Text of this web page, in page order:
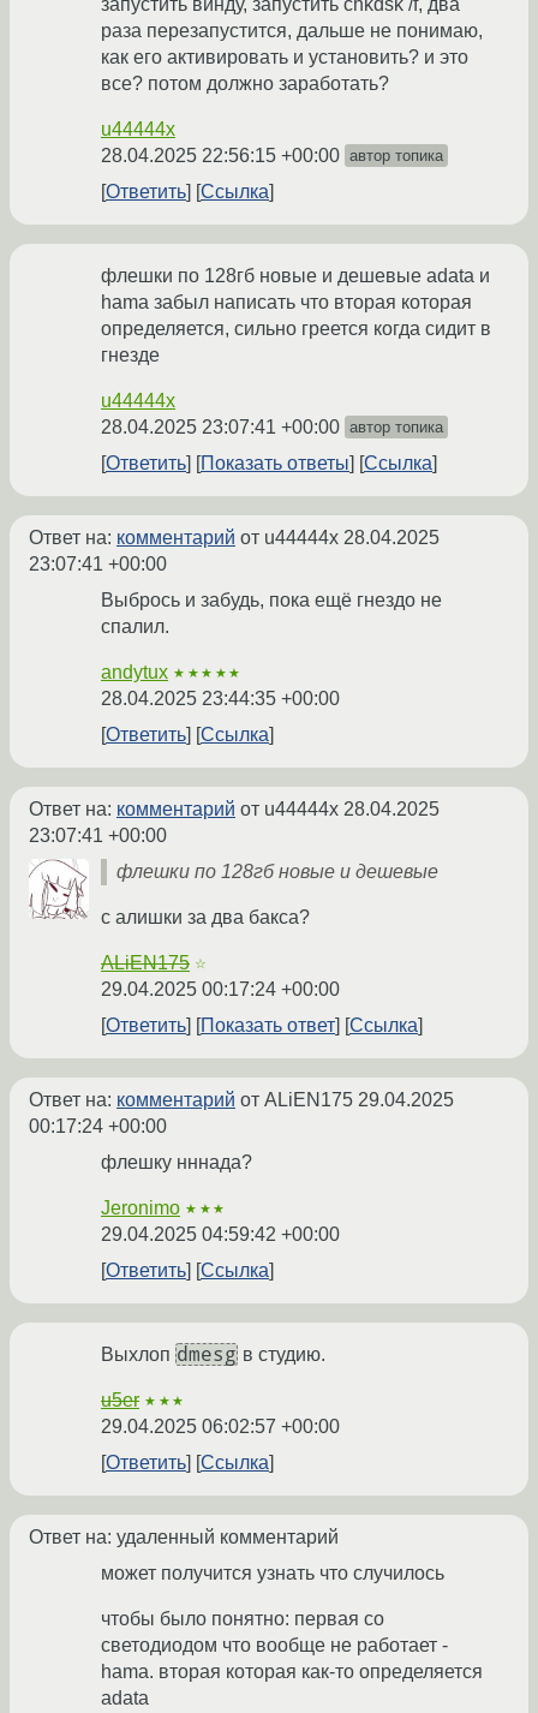
запустить винду, запустить chkdsk /f, два
раза перезапустится, дальше не понимаю,
как его активировать и установить? и это
все? потом должно заработать?
u44444x
28.04.2025 22:56:15 +00:00 автор топика
Ответить Ссылка
флешки по 128гб новые и дешевые adata и
hama забыл написать что вторая которая
определяется, сильно греется когда сидит в
гнезде
u44444x
28.04.2025 23:07:41 +00:00 автор топика
Ответить Показать ответы Ссылка
Ответ на: комментарий от u44444x 28.04.2025
23:07:41 +00:00
Выбрось и забудь, пока ещё гнездо не
спалил.
andytux ★★★★★
28.04.2025 23:44:35 +00:00
Ответить
Ссылка
Ответ на: комментарий от u44444x 28.04.2025
23:07:41 +00:00
флешки по 128гб новые и дешевые
с алишки за два бакса?
ALiEN175 ☆
29.04.2025 00:17:24 +00:00
Ответить
Показать ответ Ссылка
Ответ на: комментарий от ALiEN175 29.04.2025
00:17:24 +00:00
флешку нннада?
Jeronimo ★★★
29.04.2025 04:59:42 +00:00
Ответить
Ссылка
Выхлоп dmesg в студию.
u5er ★★★
29.04.2025 06:02:57 +00:00
Ответить
Ссылка
Ответ на: удаленный комментарий
может получится узнать что случилось
чтобы было понятно: первая со
светодиодом что вообще не работает -
hama. вторая которая как-то определяется
adata